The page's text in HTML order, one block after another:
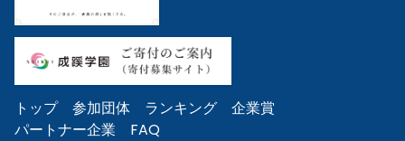
トップ 参加団体 ランキング
企業賞
パートナー企業
FAQ